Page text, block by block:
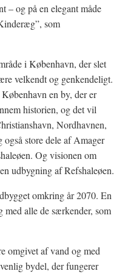
– og på en elegant måde
som
i København, der slet
velkendt og genkendeligt.
en by, der er
historien, og det vil
Nordhavnen,
store dele af Amager
Og visionen om
udbygning af Refshaleøen.
omkring år 2070. En
med alle de særkender, som
omgivet af vand og med
bydel, der fungerer